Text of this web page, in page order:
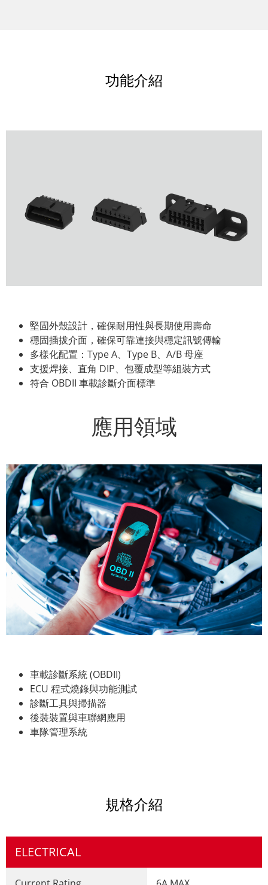
功能介紹
堅固外殼設計，確保耐用性與長期使用壽命
穩固插拔介面，確保可靠連接與穩定訊號傳輸
多樣化配置：Type A、Type B、A/B 母座
支援焊接、直角 DIP、包覆成型等組裝方式
符合 OBDII 車載診斷介面標準
應用領域
車載診斷系統 (OBDII)
ECU 程式燒錄與功能測試
診斷工具與掃描器
後裝裝置與車聯網應用
車隊管理系統
規格介紹
ELECTRICAL